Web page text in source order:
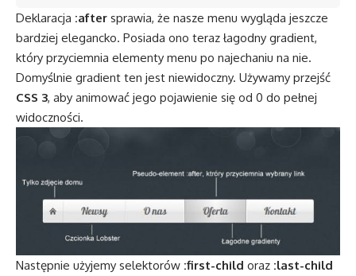
Deklaracja :after sprawia, że nasze menu wygląda jeszcze
bardziej elegancko. Posiada ono teraz łagodny gradient,
który przyciemnia elementy menu po najechaniu na nie.
Domyślnie gradient ten jest niewidoczny. Używamy przejść
CSS 3, aby animować jego pojawienie się od 0 do pełnej
widoczności.
Następnie użyjemy selektorów :first-child oraz :last-child